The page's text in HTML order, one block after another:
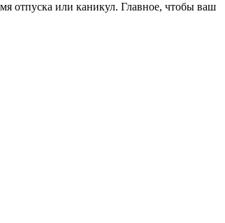
отпуска или каникул. Главное, чтобы ваш